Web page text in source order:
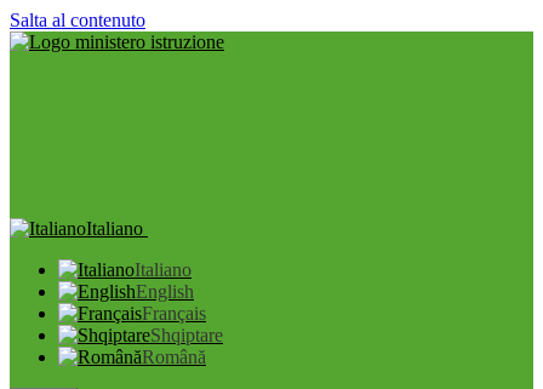
Salta al contenuto
Italiano
Italiano
English
Français
Shqiptare
Română